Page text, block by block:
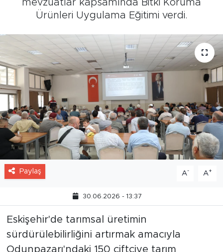
mevzuatlar kapsamında Bitki Koruma
Ürünleri Uygulama Eğitimi verdi.
Paylaş A- A+
30.06.2026 - 13:37
Eskişehir'de tarımsal üretimin
sürdürülebilirliğini artırmak amacıyla
Odunpazarı'ndaki 150 çiftçiye tarım